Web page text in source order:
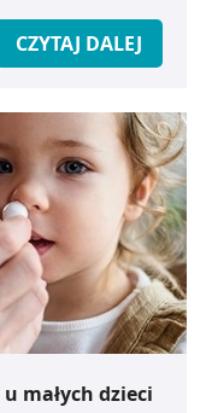
CZYTAJ DALEJ
małych dzieci